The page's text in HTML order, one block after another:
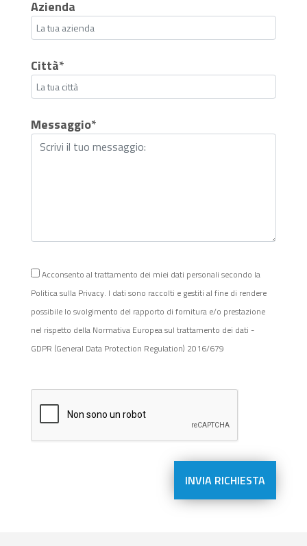
Azienda
Città*
Messaggio*
Acconsento al trattamento dei miei dati personali secondo la
Politica sulla Privacy. I dati sono raccolti e gestiti al fine di rendere
possibile lo svolgimento del rapporto di fornitura e/o prestazione
nel rispetto della Normativa Europea sul trattamento dei dati -
GDPR (General Data Protection Regulation) 2016/679